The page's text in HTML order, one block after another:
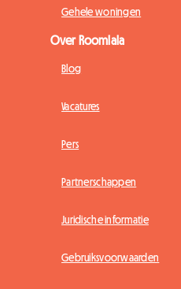
Gehele woningen
Over Roomlala
Blog
Vacatures
Pers
Partnerschappen
Juridische informatie
Gebruiksvoorwaarden